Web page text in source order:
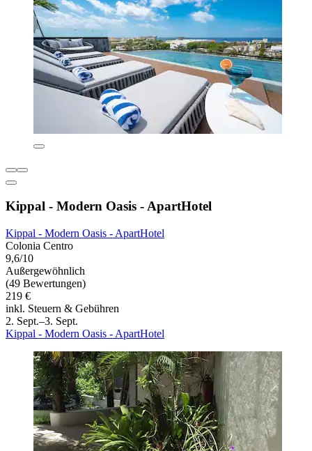
Kippal - Modern Oasis - ApartHotel
Kippal - Modern Oasis - ApartHotel
Colonia Centro
9,6/10
Außergewöhnlich
(49 Bewertungen)
219 €
inkl. Steuern & Gebühren
2. Sept.–3. Sept.
Kippal - Modern Oasis - ApartHotel